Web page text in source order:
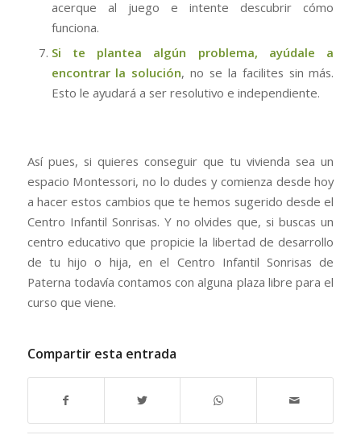
acerque al juego e intente descubrir cómo
funciona.
Si te plantea algún problema, ayúdale a
encontrar la solución, no se la facilites sin más.
Esto le ayudará a ser resolutivo e independiente.
Así pues, si quieres conseguir que tu vivienda sea un
espacio Montessori, no lo dudes y comienza desde hoy
a hacer estos cambios que te hemos sugerido desde el
Centro Infantil Sonrisas. Y no olvides que, si buscas un
centro educativo que propicie la libertad de desarrollo
de tu hijo o hija, en el Centro Infantil Sonrisas de
Paterna todavía contamos con alguna plaza libre para el
curso que viene.
Compartir esta entrada